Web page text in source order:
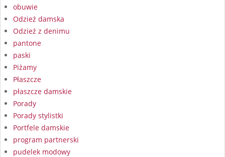
obuwie
Odzież damska
Odzież z denimu
pantone
paski
Piżamy
Płaszcze
płaszcze damskie
Porady
Porady stylistki
Portfele damskie
program partnerski
pudelek modowy